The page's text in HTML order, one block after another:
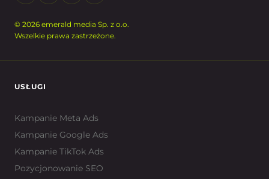
© 2026 emerald media Sp. z o.o.
Wszelkie prawa zastrzeżone.
USŁUGI
Kampanie Meta Ads
Kampanie Google Ads
Kampanie TikTok Ads
Pozycjonowanie SEO